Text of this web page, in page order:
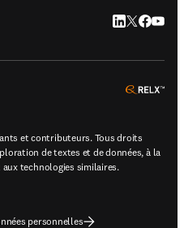
LinkedIn
Twitter
et contributeurs. Tous droits
de textes et de données, à la
technologies similaires.
personnelles